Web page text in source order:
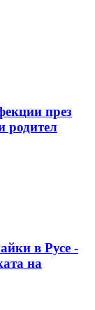
през
родител
в Русе -
на